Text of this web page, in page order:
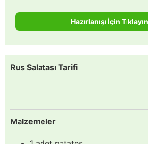
Hazırlanışı İçin Tıklayın
Rus Salatası Tarifi
Malzemeler